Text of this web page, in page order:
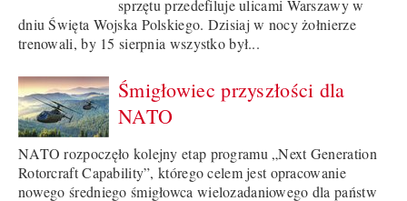
sprzętu przedefiluje ulicami Warszawy w
dniu Święta Wojska Polskiego. Dzisiaj w nocy żołnierze
trenowali, by 15 sierpnia wszystko był...
Śmigłowiec przyszłości dla
NATO
NATO rozpoczęło kolejny etap programu „Next Generation
Rotorcraft Capability”, którego celem jest opracowanie
nowego średniego śmigłowca wielozadaniowego dla państw